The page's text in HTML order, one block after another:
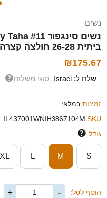
נשים
ביתית 26-28 חולצה קצרה
₪175.67
שלח ל: Israel סוגי משלוח
זמינות:במלאי
SKU:
IL437001WNIH3867104M
גודל
S
M
L
XL
הוסף לסל: -
+